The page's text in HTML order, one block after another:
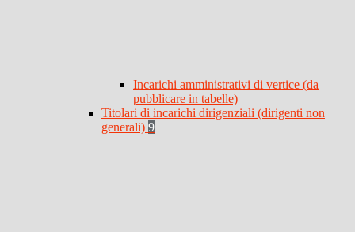
Incarichi amministrativi di vertice (da
pubblicare in tabelle)
Titolari di incarichi dirigenziali (dirigenti non
generali) 9